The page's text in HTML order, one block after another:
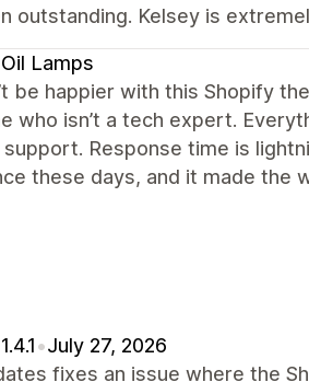
outstanding. Kelsey is
Lamps
be happier with this Shopify
who isn’t a tech expert.
support. Response time is
these days, and it made the
•July 27, 2026
fixes an issue where the